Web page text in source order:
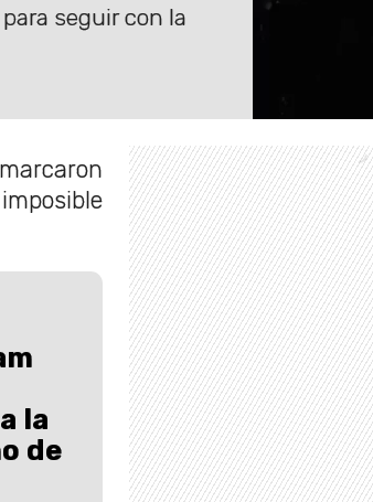
seguir con la
la
de